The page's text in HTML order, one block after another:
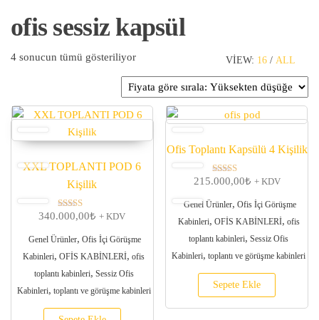
ofis sessiz kapsül
VIEW: 16 / ALL
4 sonucun tümü gösteriliyorFiyata göre sıralandı: yüksekten düşüğe
XXL TOPLANTI POD 6
Kişilik
5 üzerinden
oy aldı
340.000,00₺ + KDV
Genel Ürünler, Ofis İçi Görüşme
Kabinleri, OFİS KABİNLERİ, ofis
toplantı kabinleri, Sessiz Ofis
Kabinleri, toplantı ve görüşme kabinleri
Ofis Toplantı Kapsülü 4 Kişilik
5 üzerinden
oy aldı
215.000,00₺ + KDV
Genel Ürünler, Ofis İçi Görüşme
Kabinleri, OFİS KABİNLERİ, ofis
toplantı kabinleri, Sessiz Ofis
Kabinleri, toplantı ve görüşme kabinleri
Sepete Ekle